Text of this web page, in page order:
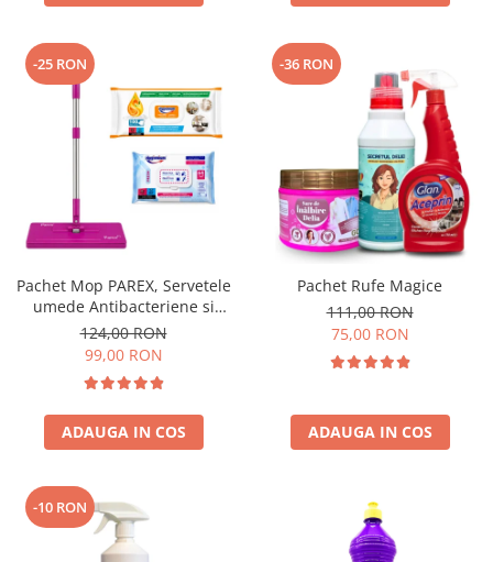
-25 RON
Pachet Mop PAREX, Servetele
umede Antibacteriene si
Multisuprafete
124,00 RON
99,00 RON
ADAUGA IN COS
-36 RON
Pachet Rufe Magice
111,00 RON
75,00 RON
ADAUGA IN COS
-10 RON